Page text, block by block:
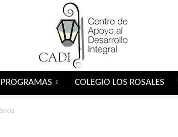
PROGRAMAS COLEGIO LOS ROSALES